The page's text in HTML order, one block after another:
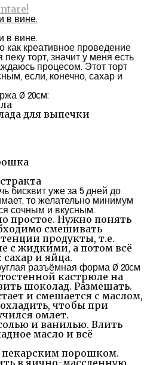
в вине.
в вине.
как креативное проведение
торт, значит у меня есть
процесом. Этот торт
если, конечно, сахар и
Ø 20см:
для выпечки
бисквит уже за 5 дней до
то желательно минимум
сочным и вкусным.
простое. Нужно понять
смешивать
продукты, т.е.
с жидкими, а потом всё
и яйца.
разъёмная формаØ 20см
кастрюле на
шоколад. Размешать.
и смешается с маслом,
чтобы при
омлет.
и ванилью. Влить
масло и всё
пекарским порошком.
в яично-массленную